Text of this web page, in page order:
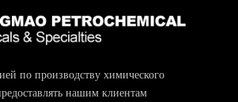
по производству химического
нашим клиентам